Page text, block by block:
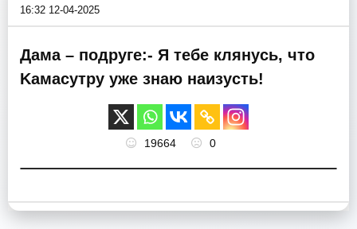
16:32 12-04-2025
Дaмa – подруге:- Я тебе клянусь, что
Kaмacутру уже знаю наизусть!
19664 0